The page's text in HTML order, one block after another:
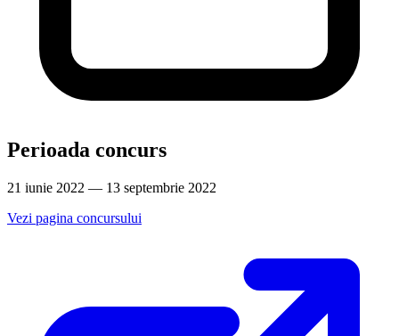
Perioada concurs
21 iunie 2022 — 13 septembrie 2022
Vezi pagina concursului